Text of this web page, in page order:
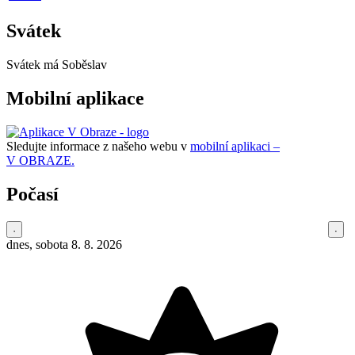
Svátek
Svátek má Soběslav
Mobilní aplikace
Sledujte informace z našeho webu v mobilní aplikaci –
V OBRAZE.
Počasí
dnes, sobota 8. 8. 2026